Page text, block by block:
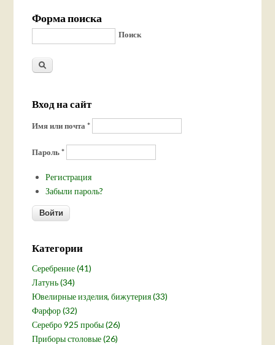
Форма поиска
Поиск
Вход на сайт
Имя или почта*
Пароль*
Регистрация
Забыли пароль?
Категории
Серебрение (41)
Латунь (34)
Ювелирные изделия, бижутерия (33)
Фарфор (32)
Серебро 925 пробы (26)
Приборы столовые (26)